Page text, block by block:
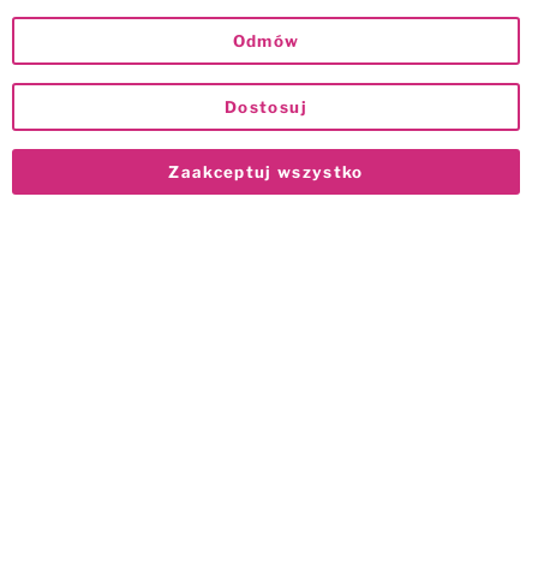
Zaakceptuj wszystko
Dostosuj
Odmów